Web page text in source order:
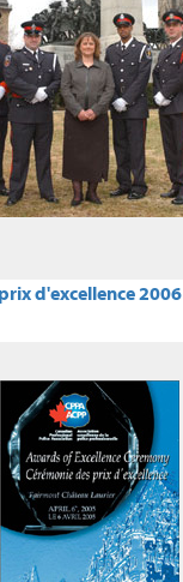
d'excellence 2006